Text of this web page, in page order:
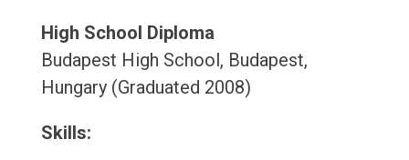
High School Diploma
Budapest High School, Budapest,
Hungary (Graduated 2008)
Skills: